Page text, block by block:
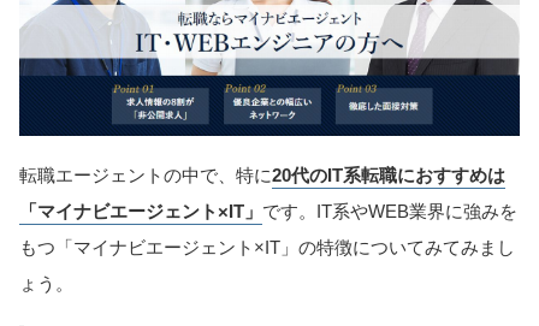
転職エージェントの中で、特に20代のIT系転職におすすめは
「マイナビエージェント×IT」 です。IT系やWEB業界に強みを
もつ「マイナビエージェント×IT」の特徴についてみてみまし
ょう。